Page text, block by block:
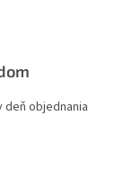
deň objednania